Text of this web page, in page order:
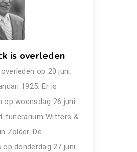
is overleden
op 20 juni,
1925. Er is
woensdag 26 juni
funerarium Witters &
Zolder. De
donderdag 27 juni